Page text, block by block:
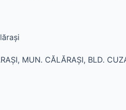
MUN. CĂLĂRAŞI, BLD.